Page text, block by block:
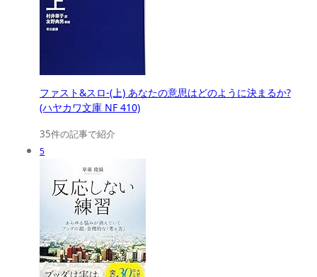
ファスト&スロ-(上) あなたの意思はどのように決まるか?
(ハヤカワ文庫 NF 410)
35件の記事で紹介
5